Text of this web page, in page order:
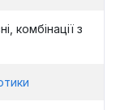
комбінації з